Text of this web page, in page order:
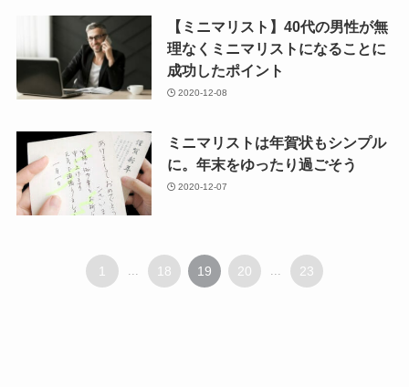
【ミニマリスト】40代の男性が無
理なくミニマリストになることに
成功したポイント
2020-12-08
ミニマリストは年賀状もシンプル
に。年末をゆったり過ごそう
2020-12-07
1 18 19 20 23